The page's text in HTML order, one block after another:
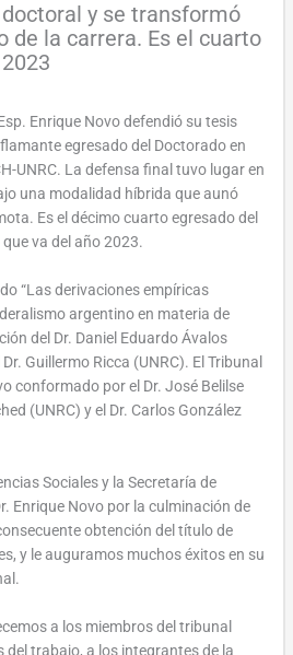
y se transformó
de la carrera. Es el cuarto
Enrique Novo defendió su tesis
egresado del Doctorado en
UNRC. La defensa final tuvo lugar en
una modalidad híbrida que aunó
Es el décimo cuarto egresado del
que va del año 2023.
“Las derivaciones empíricas
argentino en materia de
del Dr. Daniel Eduardo Ávalos
Guillermo Ricca (UNRC). El Tribunal
conformado por el Dr. José Belilse
(UNRC) y el Dr. Carlos González
Sociales y la Secretaría de
Enrique Novo por la culminación de
obtención del título de
y le auguramos muchos éxitos en su
a los miembros del tribunal
del trabajo, a los integrantes de la